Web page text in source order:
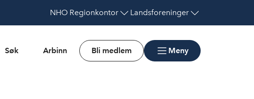
NHO Regionkontor Landsforeninger
Søk Arbinn Bli medlem Meny